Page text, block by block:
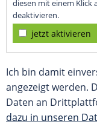
diesen mit einem Klick
deaktivieren.
jetzt aktivieren
Ich bin damit
angezeigt werden.
Daten an
dazu in unseren